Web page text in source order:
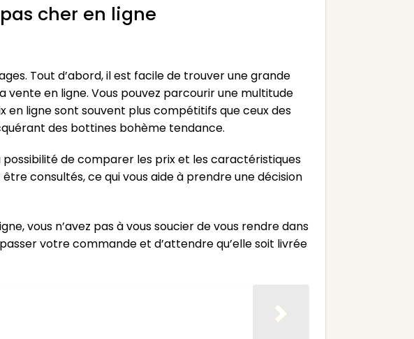
cher en ligne
Tout d’abord, il est facile de trouver une grande
en ligne. Vous pouvez parcourir une multitude
en ligne sont souvent plus compétitifs que ceux des
des bottines bohème tendance.
de comparer les prix et les caractéristiques
consultés, ce qui vous aide à prendre une décision
vous n’avez pas à vous soucier de vous rendre dans
votre commande et d’attendre qu’elle soit livrée